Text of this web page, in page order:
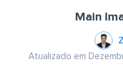
Main
Atualizado em